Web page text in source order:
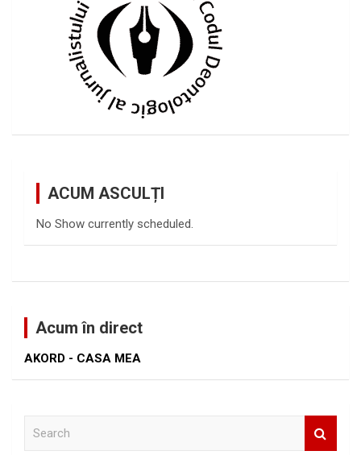
ACUM ASCULȚI
No Show currently scheduled.
Acum în direct
AKORD - CASA MEA